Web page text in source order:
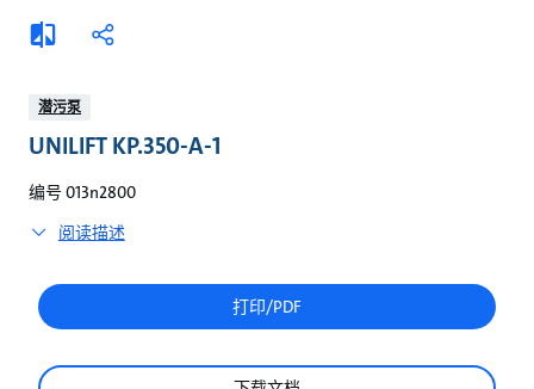
添
加
较
分
潜污泵
UNILIFT KP.350-A-1
编号 013n2800
阅读描述
打印/PDF